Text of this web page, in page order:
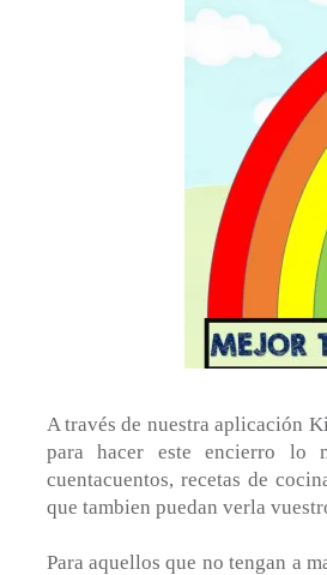
A través de nuestra aplicación
para hacer este encierro lo
cuentacuentos, recetas de
que tambien puedan verla
Para aquellos que no tengan a